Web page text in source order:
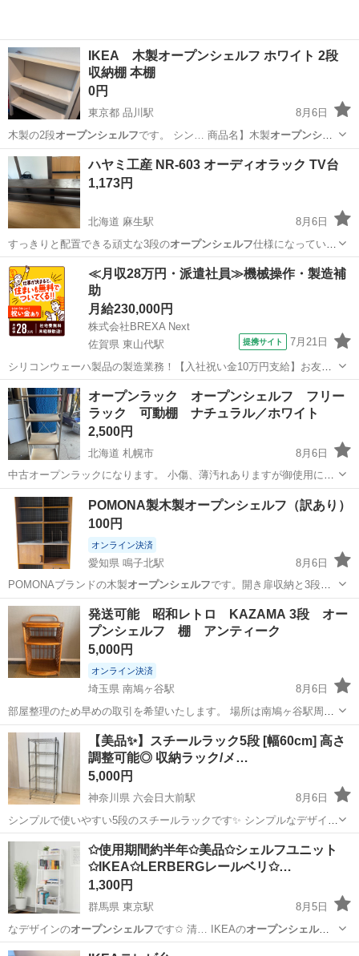
IKEA 木製オープンシェルフ ホワイト 2段
収納棚 本棚
0円
東京都 品川駅
8月6日
木製の2段オープンシェルフです。 シン… 商品名】木製オープンシェ
ルフ【カラー】…
東京 港区 品川駅 収納家具
ハヤミ工産 NR-603 オーディオラック TV台
1,173円
北海道 麻生駅
8月6日
すっきりと配置できる頑丈な3段のオープンシェルフ仕様になっていま
す。 主な製品…
北海道 札幌市 麻生駅 収納家具
≪月収28万円・派遣社員≫機械操作・製造補
助
月給230,000円
株式会社BREXA Next
佐賀県 東山代駅
提携サイト 7月21日
シリコンウェーハ製品の製造業務！【入社祝い金10万円支給】お友達
やカップルとの応募OK◎年間休日129日＆休出なしでプライベート充
実♪業務はクリーンルームで快適作業◎自社正社員登用制度あり★1食
300円～の格安食堂あり！《佐...
佐賀 伊万里市 東山代駅
オープンラック オープンシェルフ フリー
ラック 可動棚 ナチュラル／ホワイト
2,500円
北海道 札幌市
8月6日
中古オープンラックになります。 小傷、薄汚れありますが御使用に問
題はありません。 状態は写真にてご確認ください。 サイズになります
が、 高さ約１１４ｃｍ 幅約４２ｃｍ 奥行約２８ｃｍ になります。
配送を希望される方札幌市内...
北海道 札幌市 収納家具
POMONA製木製オープンシェルフ（訳あり）
100円
オンライン決済
愛知県 鳴子北駅
8月6日
POMONAブランドの木製オープンシェルフです。開き扉収納と3段の
引き出し…
愛知 名古屋市 鳴子北駅 収納家具 オープンシェルフ
発送可能 昭和レトロ KAZAMA 3段 オー
プンシェルフ 棚 アンティーク
5,000円
オンライン決済
埼玉県 南鳩ヶ谷駅
8月6日
部屋整理のため早めの取引を希望いたします。 場所は南鳩ヶ谷駅周辺
の予定です。 お品物代引き、別途発送も可能です。 まずはお気軽にお
問い合わせください。 経年劣化で綺麗な飴色になっています。 古い物
になりますがKAZAMA製...
埼玉 川口市 南鳩ヶ谷駅 KAZAMA
【美品✨️】スチールラック5段 [幅60cm] 高さ
調整可能◎ 収納ラック/メ…
5,000円
神奈川県 六会日大前駅
8月6日
シンプルで使いやすい5段のスチールラックです✨️ シンプルなデザイン
なので、お部屋の雰囲気を選ばず使いやすいです🌿‬ 棚板はお好みの高
さに調整可能なので、収納する物に合わせて自由にレイアウトできま
す◎ キッチン収納、キ...
神奈川 藤沢市 六会日大前駅 収納家具 オープンシェルフ
✩使用期間約半年✩美品✩シェルフユニット
✩IKEA✩LERBERGレールベリ✩…
1,300円
群馬県 東京駅
8月5日
なデザインのオープンシェルフ です✩ 清… IKEAのオープンシェルフ
をお探しの方…
群馬 太田市 収納家具